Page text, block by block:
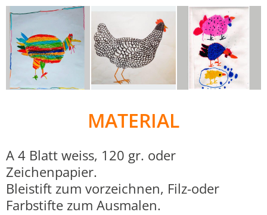
MATERIAL
A 4 Blatt weiss, 120 gr. oder
Zeichenpapier.
Bleistift zum vorzeichnen, Filz-oder
Farbstifte zum Ausmalen.